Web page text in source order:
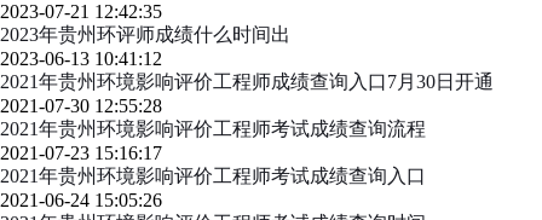
2023-07-21 12:42:35
2023年贵州环评师成绩什么时间出
2023-06-13 10:41:12
2021年贵州环境影响评价工程师成绩查询入口7月30日开通
2021-07-30 12:55:28
2021年贵州环境影响评价工程师考试成绩查询流程
2021-07-23 15:16:17
2021年贵州环境影响评价工程师考试成绩查询入口
2021-06-24 15:05:26